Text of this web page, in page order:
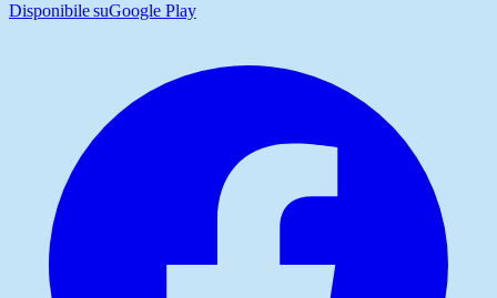
Disponibile suGoogle Play